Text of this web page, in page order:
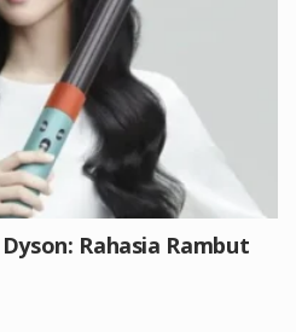
Rahasia Rambut